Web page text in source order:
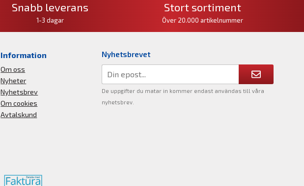
Snabb leverans
1-3 dagar
Stort sortiment
Över 20.000 artikelnummer
Information
Om oss
Nyheter
Nyhetsbrev
Om cookies
Avtalskund
Nyhetsbrevet
De uppgifter du matar in kommer endast användas till våra
nyhetsbrev.